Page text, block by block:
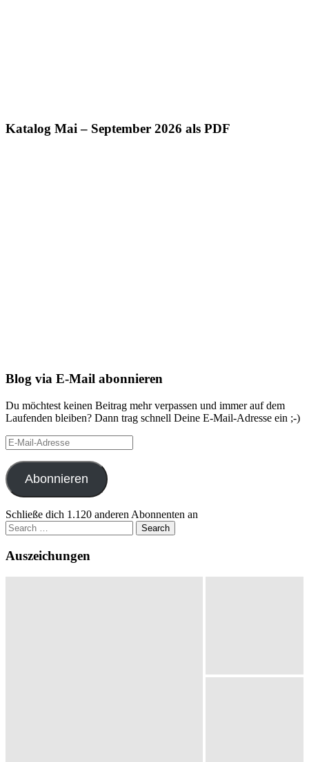
Katalog Mai – September 2026 als PDF
Blog via E-Mail abonnieren
Du möchtest keinen Beitrag mehr verpassen und immer auf dem
Laufenden bleiben? Dann trag schnell Deine E-Mail-Adresse ein ;-)
E-
Mail-
Adresse
Abonnieren
Schließe dich 1.120 anderen Abonnenten an
Search
for:
Auszeichungen